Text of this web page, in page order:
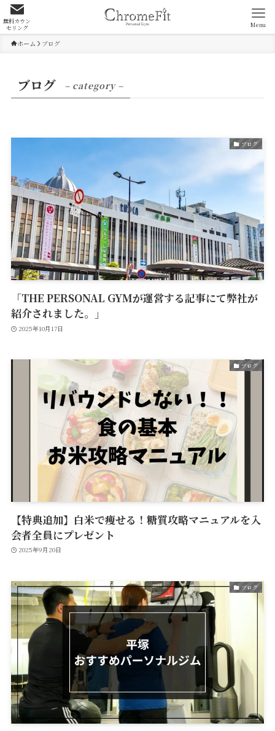
無料カウン
セリング Menu
ホーム ブログ
ブログ – category –
ブログ
「THE PERSONAL GYMが運営する記事にて弊社が
紹介されました。」
2025年10月17日
ブログ
【特典追加】白米で痩せる！糖質攻略マニュアルを入
会者全員にプレゼント
2025年9月20日
ブログ